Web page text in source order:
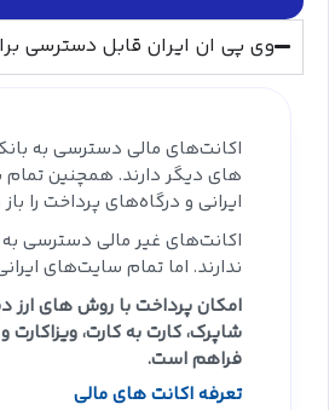
وی پی ان ایران قابل دسترسی
اکانت‌های مالی دسترسی به
های دیگر دارند. همچنین
ایرانی و درگاه‌های پرداخت را
اکانت‌های غیر مالی دسترسی
ندارند. اما تمام سایت‌های
امکان پرداخت با روش های ارز
شاپرک، کارت به کارت، ویزاکارت
فراهم است.
تعرفه اکانت های مالی